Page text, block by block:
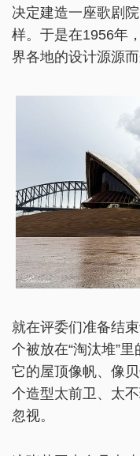
决定建造一座歌剧
样。于是在1956年
界各地的设计源源而
就在评委们准备结
个被放在“淘汰堆”
它的屋顶像帆、像
个造型太前卫、太
忽视。